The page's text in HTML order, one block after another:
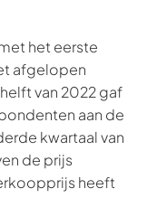
het eerste
afgelopen
van 2022 gaf
aan de
kwartaal van
de prijs
heeft